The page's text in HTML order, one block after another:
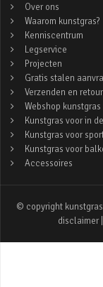
Over ons
Waarom kunstgras?
Kenniscentrum
Legservice
Projecten
Gratis stalen
Verzenden en
Webshop kunstgras
Kunstgras voor in
Kunstgras voor
Kunstgras voor
Accessoires
© copyright
disclaimer